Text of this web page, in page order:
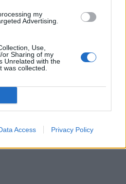
my
Advertising.
Use,
or Sharing of my
Unrelated with the
was collected.
Access Privacy Policy